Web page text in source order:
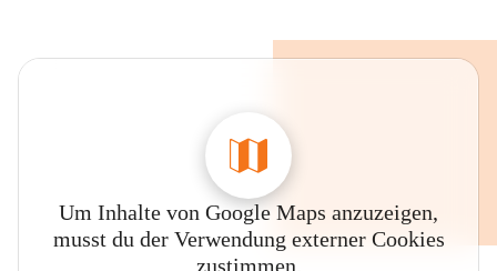
Um Inhalte von Google Maps anzuzeigen,
musst du der Verwendung externer Cookies
zustimmen.